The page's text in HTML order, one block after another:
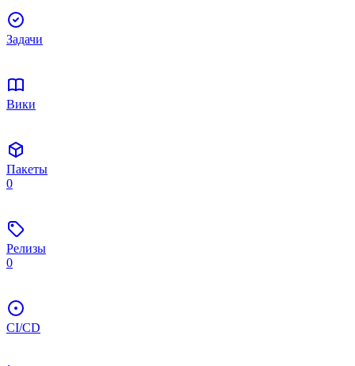
Задачи
Вики
Пакеты
0
Релизы
0
CI/CD